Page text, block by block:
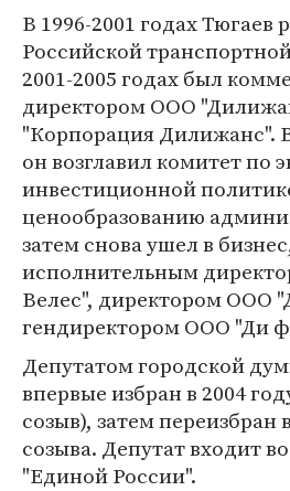
В 1996-2001 годах Тюгаев
Российской
2001-2005 годах был
директором ООО
"Корпорация Дилижанс".
он возглавил комитет по
инвестиционной
ценообразованию
затем снова ушел в
исполнительным
Велес", директором ООО
гендиректором ООО "Ди
Депутатом городской
впервые избран в 2004
созыв), затем переизбран
созыва. Депутат входит
"Единой России".